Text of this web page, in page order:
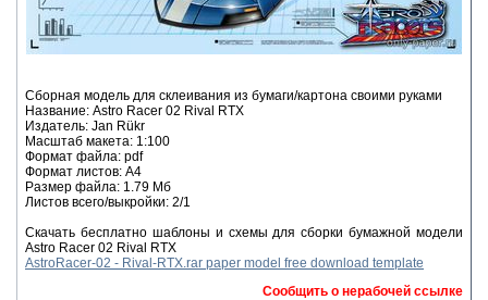
Сборная модель для склеивания из бумаги/картона своими руками
Название: Astro Racer 02 Rival RTX
Издатель: Jan Rükr
Масштаб макета: 1:100
Формат файла: pdf
Формат листов: A4
Размер файла: 1.79 Мб
Листов всего/выкройки: 2/1
Скачать бесплатно шаблоны и схемы для сборки бумажной модели
Astro Racer 02 Rival RTX
AstroRacer-02 - Rival-RTX.rar paper model free download template
Сообщить о нерабочей ссылке